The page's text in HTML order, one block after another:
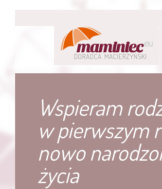
Wspieram
w pierwszym
nowo
życia